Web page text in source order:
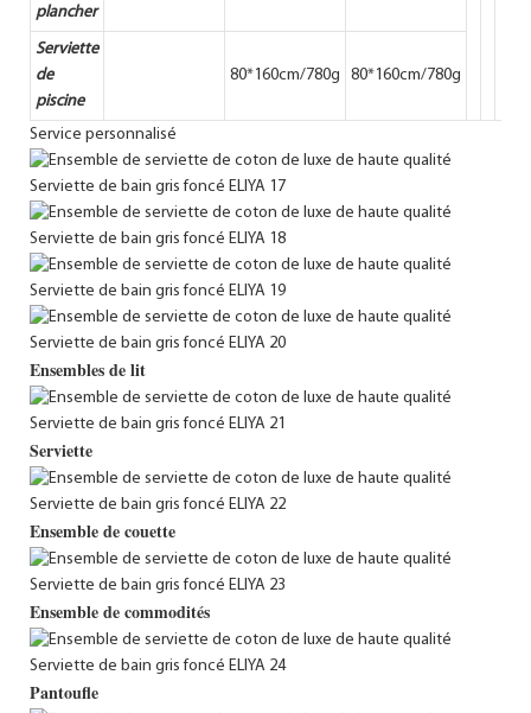
plancher
Serviette
de
piscine
80*160cm/780g 80*160cm/780g
Service personnalisé
Ensembles de lit
Serviette
Ensemble de couette
Ensemble de commodités
Pantoufle